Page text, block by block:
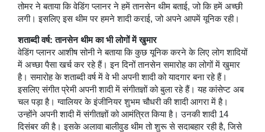
तोमर ने बताया कि वेडिंग प्लानर ने हमें तानसेन थीम बताई, जो कि हमें अच्छी
लगी। इसलिए इस थीम पर हमने शादी कराई, जो अपने आपमें यूनिक रही।
शताब्दी वर्ष: तानसेन थीम का भी लोगों में खुमार
वेडिंग प्लानर आशीष सोनी ने बताया कि कुछ यूनिक करने के लिए लोग शादियों
में अच्छा पैसा खर्च कर रहे हैं। इन दिनों तानसेन समारोह का लोगों में खुमार
है। समारोह के शताब्दी वर्ष में वे भी अपनी शादी को यादगार बना रहे हैं।
इसलिए संगीत प्रेमी अपनी शादी में संगीतज्ञों को बुला रहे हैं। यह कांसेप्ट अब
चल पड़ा है। ग्वालियर के इंजीनियर शुभम चौधरी की शादी आगरा में है।
उन्होंने अपनी शादी में संगीतज्ञों को आमंत्रित किया है। उनकी शादी 14
दिसंबर की है। इसके अलावा बालीवुड थीम तो शुरू से सदाबहार रही है, जिसे